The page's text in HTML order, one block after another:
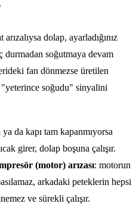
arızalıysa dolap, ayarladığınız
durmadan soğutmaya devam
fan dönmezse üretilen
"yeterince soğudu" sinyalini
ya da kapı tam kapanmıyorsa
girer, dolap boşuna çalışır.
(motor) arızası: motorun
arkadaki peteklerin hepsi
ve sürekli çalışır.